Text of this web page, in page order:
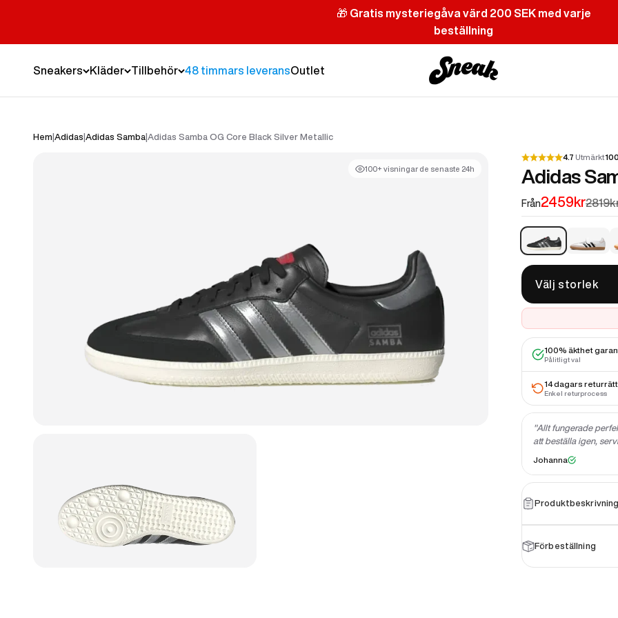
🎁 Gratis mysteriegåva värd 200 SEK med varje
beställning
Sneakers Kläder Tillbehör 48 timmars leveransOutlet
Sneak
Hem Adidas Adidas Samba Adidas Samba OG Core Black Silver Metallic
100+ visningar de senaste 24h
4.7 Utmärkt
Adidas
FrånREA-pris
2459krPris
Adidas Samba
Adidas
Välj storlek
100% äkthet
Pålitligt val
14 dagars returrätt
Enkel returprocess
"Hela
och pålitlig
Martin
Produktbeskrivning
Förbeställning